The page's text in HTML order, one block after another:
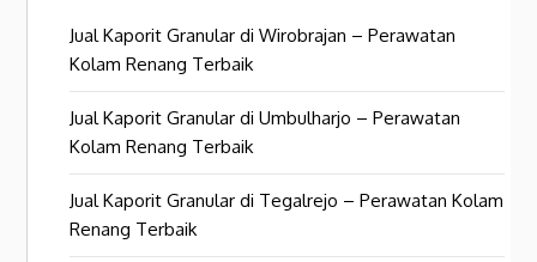
Jual Kaporit Granular di Wirobrajan – Perawatan
Kolam Renang Terbaik
Jual Kaporit Granular di Umbulharjo – Perawatan
Kolam Renang Terbaik
Jual Kaporit Granular di Tegalrejo – Perawatan Kolam
Renang Terbaik